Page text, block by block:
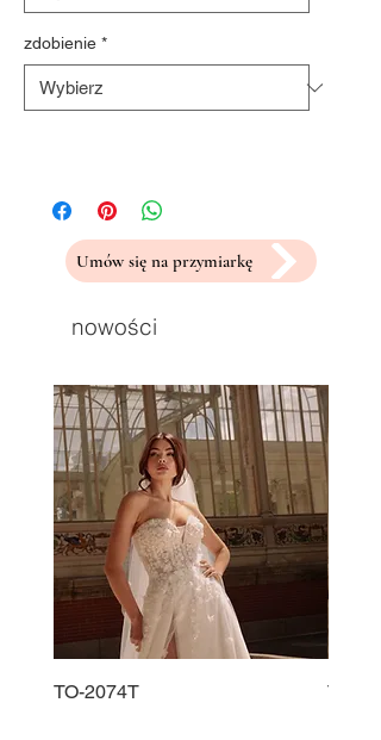
zdobienie *
Umów się na przymiarkę
nowości
TO-2074T TO-